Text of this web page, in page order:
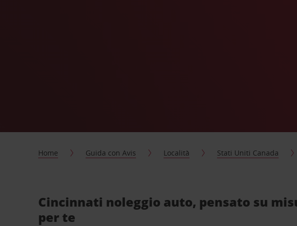
Home Guida con Avis Località Stati Uniti Canada
Cincinnati noleggio auto, pensato su
per te